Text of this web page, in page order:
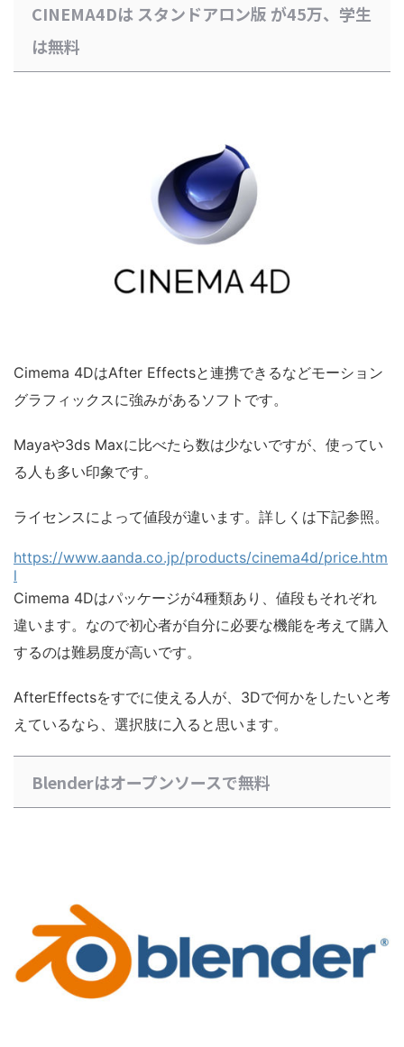
CINEMA4Dは スタンドアロン版 が45万、学生
は無料
Cimema 4DはAfter Effectsと連携できるなどモーション
グラフィックスに強みがあるソフトです。
Mayaや3ds Maxに比べたら数は少ないですが、使ってい
る人も多い印象です。
ライセンスによって値段が違います。詳しくは下記参照。
https://www.aanda.co.jp/products/cinema4d/price.htm
l
Cimema 4Dはパッケージが4種類あり、値段もそれぞれ
違います。なので初心者が自分に必要な機能を考えて購入
するのは難易度が高いです。
AfterEffectsをすでに使える人が、3Dで何かをしたいと考
えているなら、選択肢に入ると思います。
Blenderはオープンソースで無料